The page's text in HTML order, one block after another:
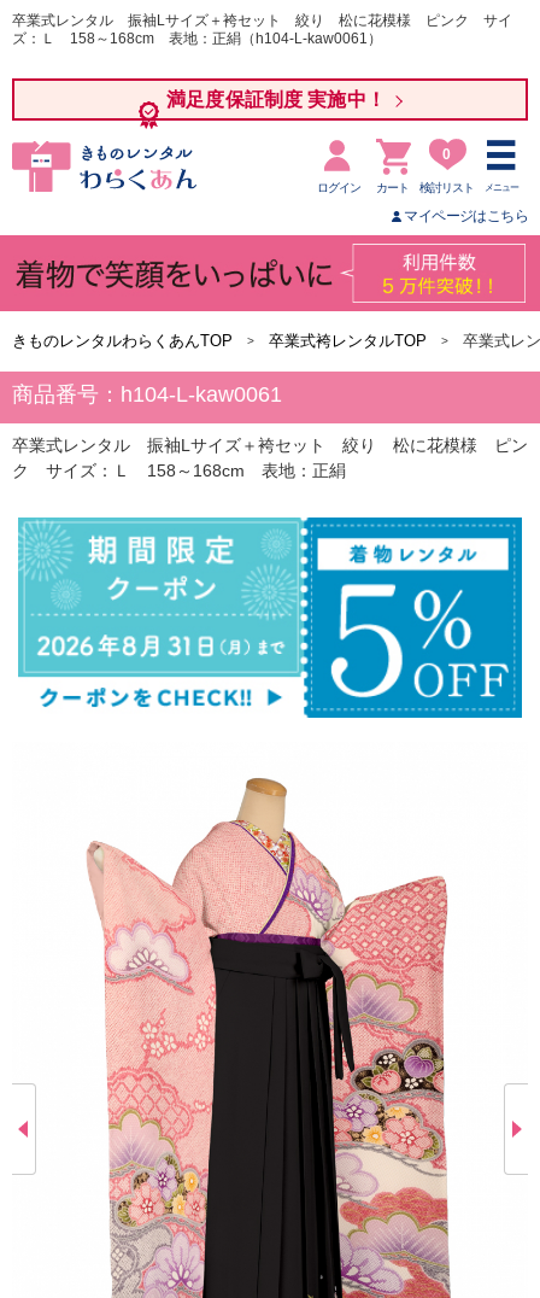
卒業式レンタル 振袖Lサイズ＋袴セット 絞り 松に花模様 ピンク サイ
ズ：Ｌ 158～168cm 表地：正絹（h104-L-kaw0061）
満足度保証制度 実施中！
ログイン カート
0
検討リスト メニュー
マイページはこちら
きものレンタルわらくあんTOP 卒業式袴レンタルTOP 卒業式レ
商品番号：h104-L-kaw0061
卒業式レンタル 振袖Lサイズ＋袴セット 絞り 松に花模様 ピン
ク サイズ：Ｌ 158～168cm 表地：正絹